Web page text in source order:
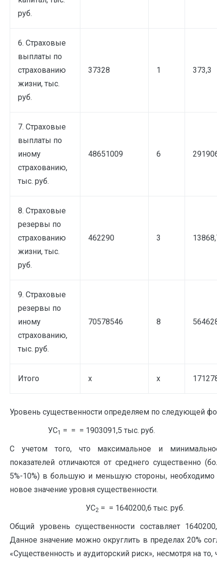
руб.
6. Страховые
выплаты по
страхованию
жизни, тыс.
руб.
37328 1 373,3
7. Страховые
выплаты по
иному
страхованию,
тыс. руб.
48651009 6
8. Страховые
резервы по
страхованию
жизни, тыс.
руб.
462290 3
9. Страховые
резервы по
иному
страхованию,
тыс. руб.
70578546 8
Итого х х
Уровень существенности определяем по следующей
УС1 = = = 1903091,5 тыс. руб.
С учетом того, что максимальное и
показателей отличаются от среднего существенно
5%-10%) в большую и меньшую стороны, необходимо
новое значение уровня существенности.
УС2 = = 1640200,6 тыс. руб.
Общий уровень существенности составляет
Данное значение можно округлить в пределах 20%
«Существенность и аудиторский риск», несмотря на то,